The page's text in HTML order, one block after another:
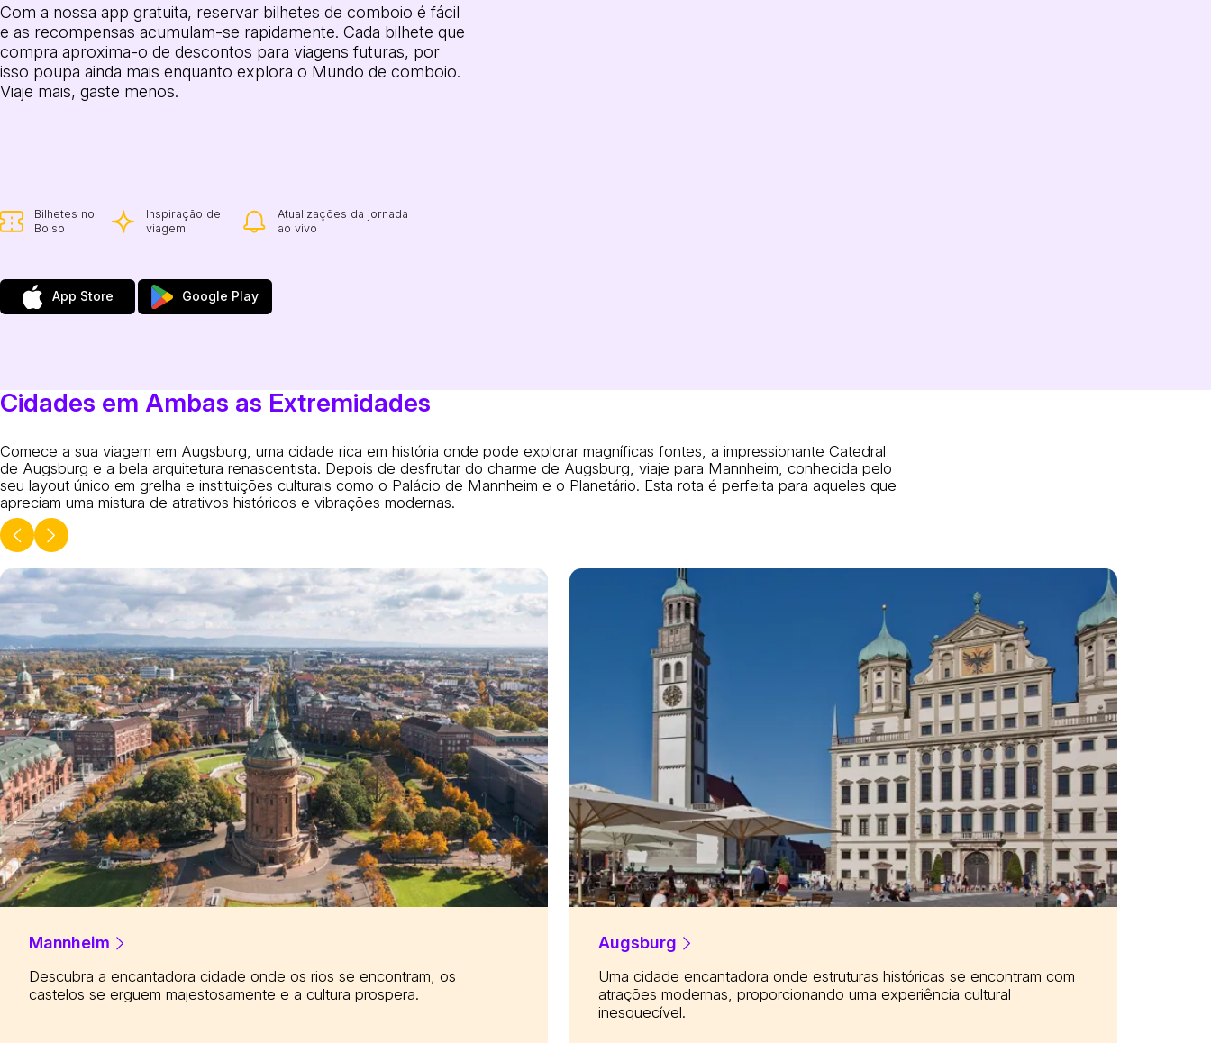
Com a nossa app gratuita, reservar bilhetes de comboio é fácil
e as recompensas acumulam-se rapidamente. Cada bilhete que
compra aproxima-o de descontos para viagens futuras, por
isso poupa ainda mais enquanto explora o Mundo de comboio.
Viaje mais, gaste menos.
Bilhetes no
Bolso
Inspiração de
viagem
Atualizações da jornada
ao vivo
App Store Google Play
Cidades em Ambas as Extremidades
Comece a sua viagem em Augsburg, uma cidade rica em história onde pode explorar magníficas fontes, a impressionante Catedral
de Augsburg e a bela arquitetura renascentista. Depois de desfrutar do charme de Augsburg, viaje para Mannheim, conhecida pelo
seu layout único em grelha e instituições culturais como o Palácio de Mannheim e o Planetário. Esta rota é perfeita para aqueles que
apreciam uma mistura de atrativos históricos e vibrações modernas.
Mannheim
Descubra a encantadora cidade onde os rios se encontram, os
castelos se erguem majestosamente e a cultura prospera.
Augsburg
Uma cidade encantadora onde estruturas históricas se encontram com
atrações modernas, proporcionando uma experiência cultural
inesquecível.